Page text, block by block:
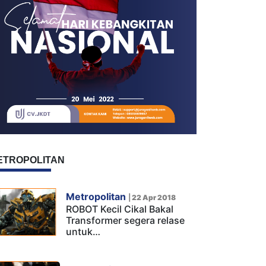
Metropolitan 22 Apr 2018
ROBOT Kecil Cikal Bakal
Transformer segera relase
untuk…